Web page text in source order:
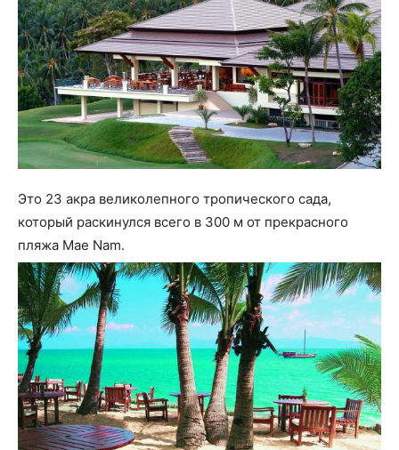
Это 23 акра великолепного тропического сада,
который раскинулся всего в 300 м от прекрасного
пляжа Mae Nam.